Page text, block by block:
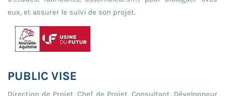
eux, et assurer le suivi de son projet.
PUBLIC VISE
Direction de Projet, Chef de Projet, Consultant, Développeur